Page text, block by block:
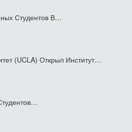
Студентов В…
(UCLA) Открыл Институт…